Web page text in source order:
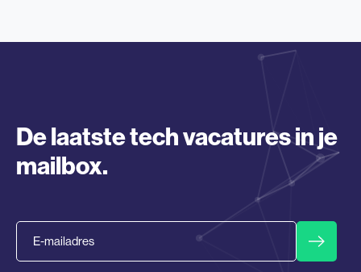
De laatste tech vacatures in je
mailbox.